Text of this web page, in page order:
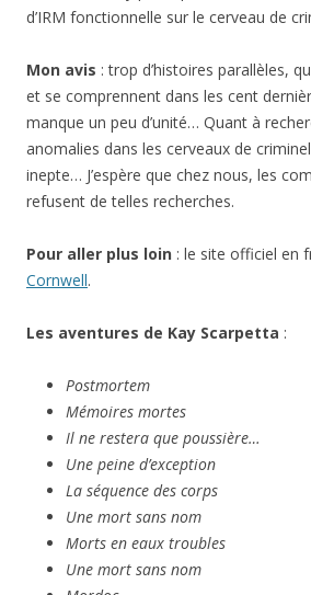
d’IRM fonctionnelle sur le cerveau de
Mon avis : trop d’histoires parallèles,
et se comprennent dans les cent
manque un peu d’unité… Quant à
anomalies dans les cerveaux de
inepte… J’espère que chez nous, les
refusent de telles recherches.
Pour aller plus loin : le site officiel en
Cornwell.
Les aventures de Kay Scarpetta :
Postmortem
Mémoires mortes
Il ne restera que poussière…
Une peine d’exception
La séquence des corps
Une mort sans nom
Morts en eaux troubles
Une mort sans nom